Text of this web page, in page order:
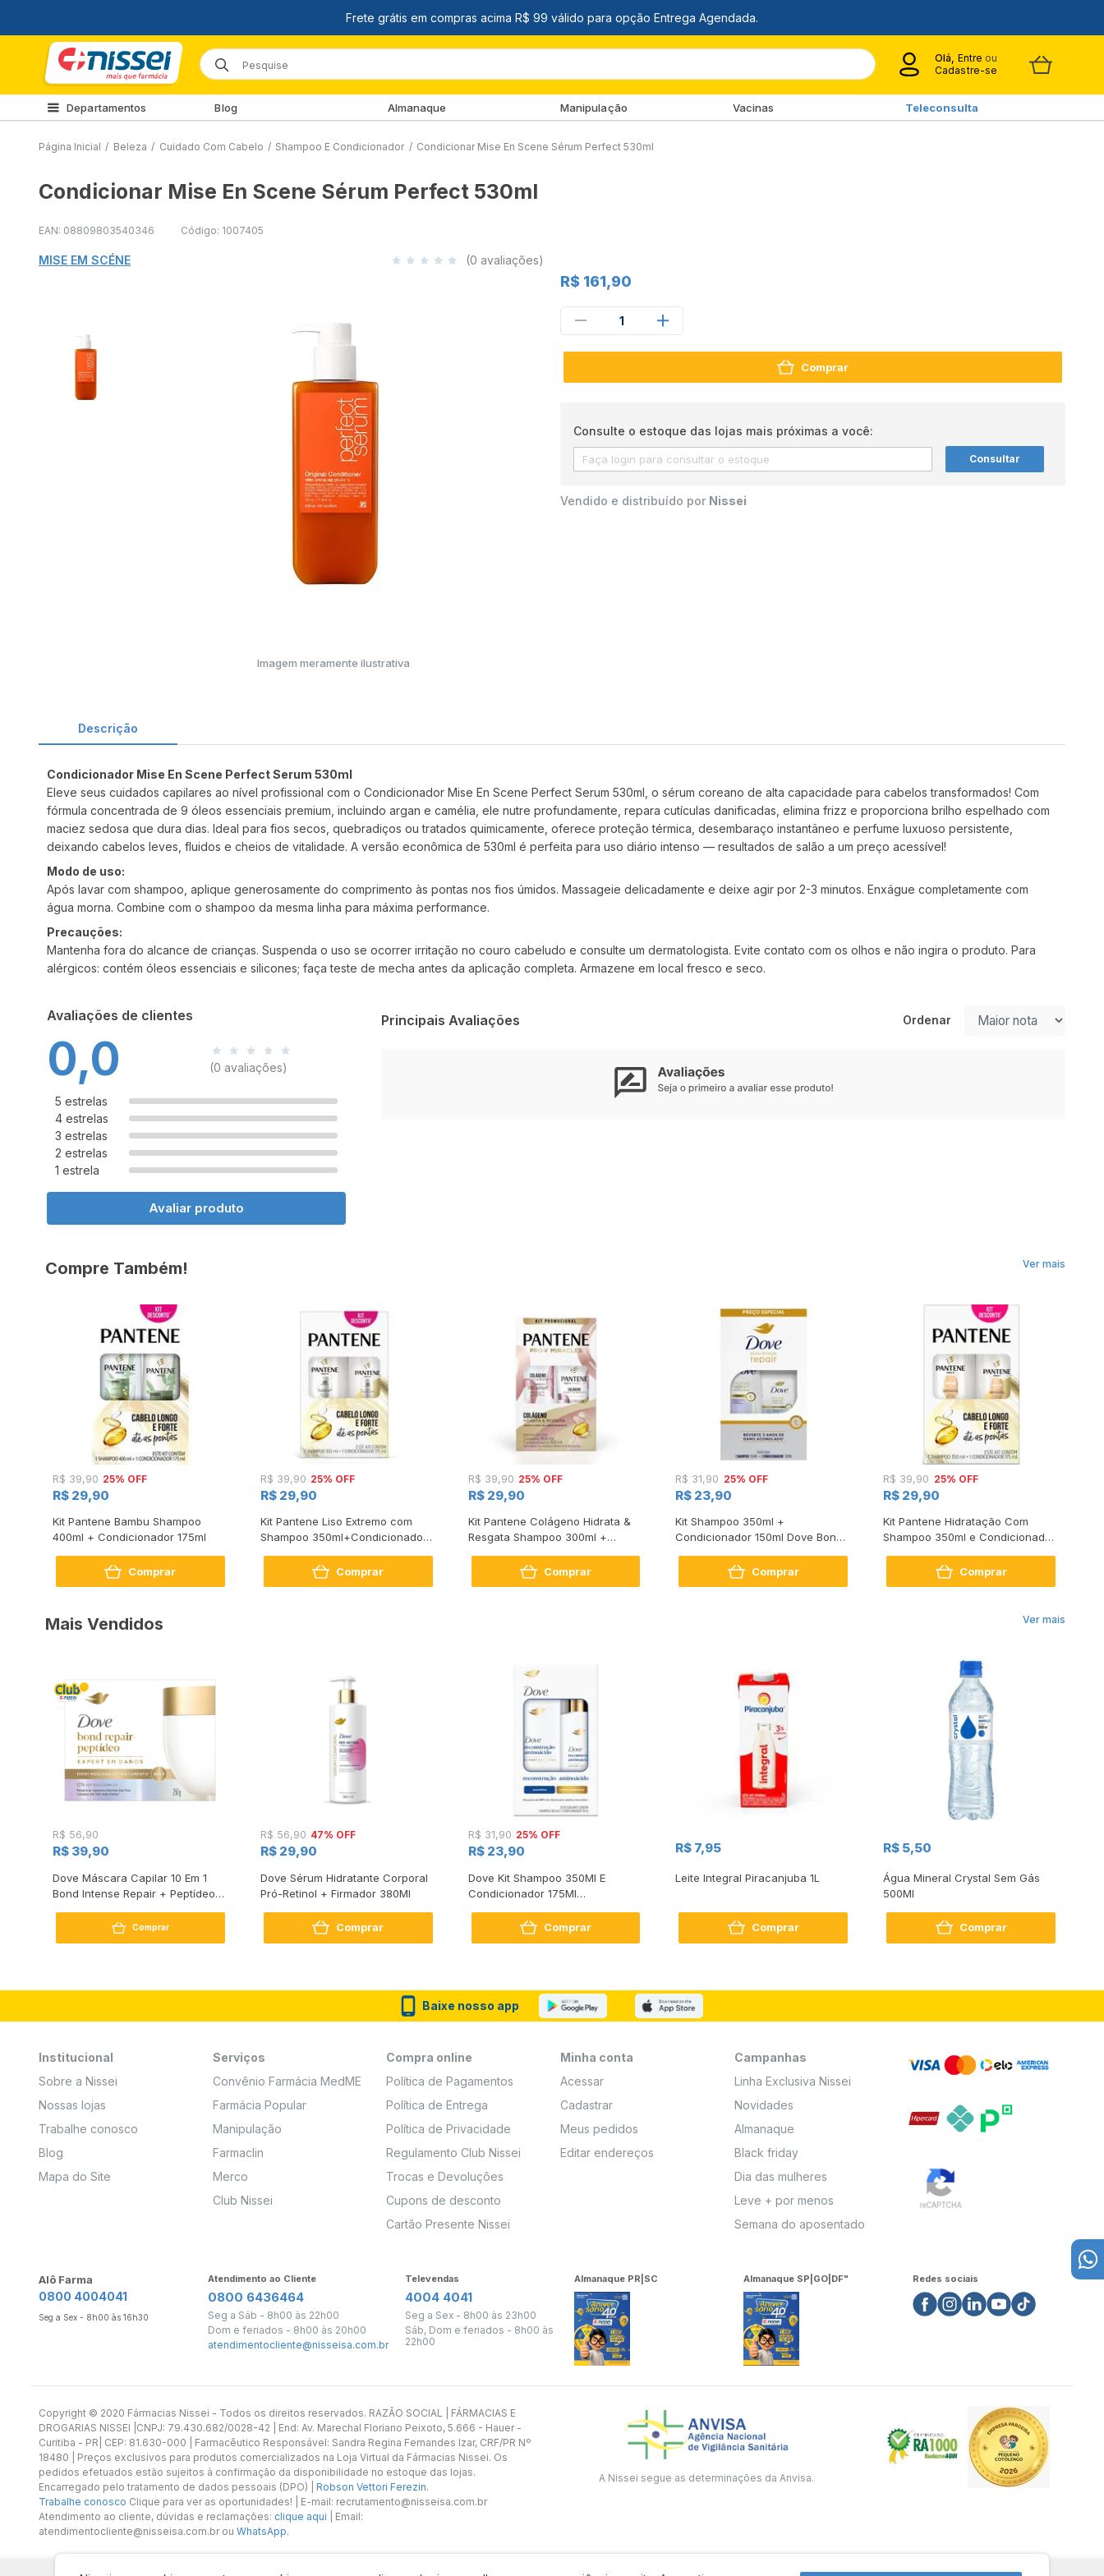
Olá, Entre ou
Cadastre-se
Departamentos Blog Almanaque Manipulação Vacinas Teleconsulta
Página Inicial / Beleza / Cuidado Com Cabelo / Shampoo E Condicionador / Condicionar Mise En Scene Sérum Perfect 530ml
Condicionar Mise En Scene Sérum Perfect 530ml
EAN: 08809803540346 Código: 1007405
MISE EM SCÉNE (0 avaliações)
Imagem meramente ilustrativa
R$ 161,90
1
Comprar
Consulte o estoque das lojas mais próximas a você:
Consultar
Vendido e distribuído por Nissei
Descrição
Condicionador Mise En Scene Perfect Serum 530ml
Eleve seus cuidados capilares ao nível profissional com o Condicionador Mise En Scene Perfect Serum 530ml, o sérum coreano de alta capacidade para cabelos transformados! Com
fórmula concentrada de 9 óleos essenciais premium, incluindo argan e camélia, ele nutre profundamente, repara cutículas danificadas, elimina frizz e proporciona brilho espelhado com
maciez sedosa que dura dias. Ideal para fios secos, quebradiços ou tratados quimicamente, oferece proteção térmica, desembaraço instantâneo e perfume luxuoso persistente,
deixando cabelos leves, fluidos e cheios de vitalidade. A versão econômica de 530ml é perfeita para uso diário intenso — resultados de salão a um preço acessível!
Modo de uso:
Após lavar com shampoo, aplique generosamente do comprimento às pontas nos fios úmidos. Massageie delicadamente e deixe agir por 2-3 minutos. Enxágue completamente com
água morna. Combine com o shampoo da mesma linha para máxima performance.
Precauções:
Mantenha fora do alcance de crianças. Suspenda o uso se ocorrer irritação no couro cabeludo e consulte um dermatologista. Evite contato com os olhos e não ingira o produto. Para
alérgicos: contém óleos essenciais e silicones; faça teste de mecha antes da aplicação completa. Armazene em local fresco e seco.
Avaliações de clientes
0,0 (0 avaliações)
5 estrelas
4 estrelas
3 estrelas
2 estrelas
1 estrela
Avaliar produto
Principais Avaliações Ordenar
Ver mais
Compre Também!
R$ 39,90 25% OFF
R$ 29,90
Kit Pantene Bambu Shampoo
400ml + Condicionador 175ml
Comprar
R$ 39,90 25% OFF
R$ 29,90
Kit Pantene Liso Extremo com
Shampoo 350ml+Condicionador
175ml
Comprar
R$ 39,90 25% OFF
R$ 29,90
Kit Pantene Colágeno Hidrata &
Resgata Shampoo 300ml +
Condicionador 150ml
Comprar
R$ 31,90 25% OFF
R$ 23,90
Kit Shampoo 350ml +
Condicionador 150ml Dove Bond
Intense Repair
Comprar
R$ 39,90 25% OFF
R$ 29,90
Kit Pantene Hidratação Com
Shampoo 350ml e Condicionador
175ml
Comprar
Ver mais
Mais Vendidos
R$ 56,90
R$ 39,90
Dove Máscara Capilar 10 Em 1
Bond Intense Repair + Peptídeo
Comprar
R$ 56,90 47% OFF
R$ 29,90
Dove Sérum Hidratante Corporal
Pró-Retinol + Firmador 380Ml
Comprar
R$ 31,90 25% OFF
R$ 23,90
Dove Kit Shampoo 350Ml E
Condicionador 175Ml
Comprar
R$ 7,95
Leite Integral Piracanjuba 1L
Comprar
R$ 5,50
Água Mineral Crystal Sem Gás
500Ml
Comprar
Baixe nosso app
Institucional
Sobre a Nissei
Nossas lojas
Trabalhe conosco
Blog
Mapa do Site
Serviços
Convênio Farmácia MedME
Farmácia Popular
Manipulação
Farmaclin
Merco
Club Nissei
Compra online
Política de Pagamentos
Política de Entrega
Política de Privacidade
Regulamento Club Nissei
Trocas e Devoluções
Cupons de desconto
Cartão Presente Nissei
Minha conta
Acessar
Cadastrar
Meus pedidos
Editar endereços
Campanhas
Linha Exclusiva Nissei
Novidades
Almanaque
Black friday
Dia das mulheres
Leve + por menos
Semana do aposentado
Alô Farma
0800 4004041
Seg a Sex - 8h00 às 16h30
Atendimento ao Cliente
0800 6436464
Seg a Sáb - 8h00 às 22h00
Dom e feriados - 8h00 às 20h00
atendimentocliente@nisseisa.com.br
Televendas
4004 4041
Seg a Sex - 8h00 às 23h00
Sáb, Dom e feriados - 8h00 às
22h00
Almanaque PR|SC Almanaque SP|GO|DF" Redes sociais
Copyright ©️ 2020 Fármacias Nissei - Todos os direitos reservados. RAZÃO SOCIAL | FÁRMACIAS E
DROGARIAS NISSEI |CNPJ: 79.430.682/0028-42 | End: Av. Marechal Floriano Peixoto, 5.666 - Hauer -
Curitiba - PR| CEP: 81.630-000 | Farmacêutico Responsável: Sandra Regina Fernandes Izar, CRF/PR Nº
18480 | Preços exclusivos para produtos comercializados na Loja Virtual da Fármacias Nissei. Os
pedidos efetuados estão sujeitos à confirmação da disponibilidade no estoque das lojas.
Encarregado pelo tratamento de dados pessoais (DPO) | Robson Vettori Ferezin.
Trabalhe conosco Clique para ver as oportunidades! | E-mail: recrutamento@nisseisa.com.br
Atendimento ao cliente, dúvidas e reclamações: clique aqui | Email:
atendimentocliente@nisseisa.com.br ou WhatsApp.
A Nissei segue as determinações da Anvisa.